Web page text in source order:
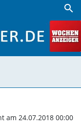
search
am 24.07.2018 00:00